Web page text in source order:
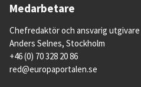
Medarbetare
Chefredaktör och ansvarig utgivare
Anders Selnes, Stockholm
+46 (0) 70 328 20 86
red@europaportalen.se